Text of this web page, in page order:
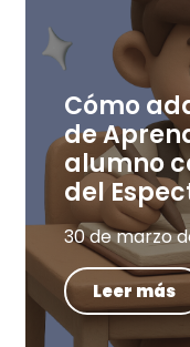
Cómo
de
alumno
del
30 de marzo
Leer más